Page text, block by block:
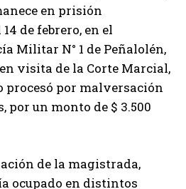
en prisión
de febrero, en el
Militar N° 1 de Peñalolén,
visita de la Corte Marcial,
procesó por malversación
por un monto de $ 3.500
de la magistrada,
ocupado en distintos